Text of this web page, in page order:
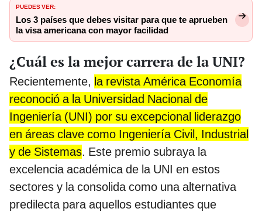
PUEDES VER:
Los 3 países que debes visitar para que te aprueben
la visa americana con mayor facilidad
¿Cuál es la mejor carrera de la UNI?
Recientemente, la revista América Economía
reconoció a la Universidad Nacional de
Ingeniería (UNI) por su excepcional liderazgo
en áreas clave como Ingeniería Civil, Industrial
y de Sistemas. Este premio subraya la
excelencia académica de la UNI en estos
sectores y la consolida como una alternativa
predilecta para aquellos estudiantes que